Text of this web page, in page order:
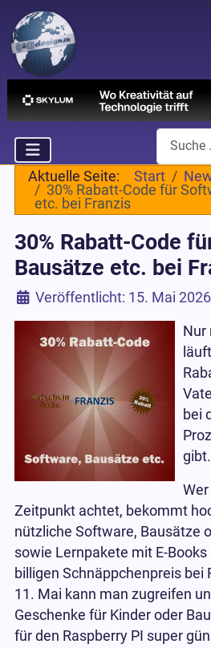
Suchen
Aktuelle Seite: Start
30% Rabatt-Code für
etc. bei Franzis
30% Rabatt-Code
Bausätze etc. bei
Details
Veröffentlicht: 15. Mai 2026
Nur
bei
gibt.
Zeitpunkt achtet, bekommt
nützliche Software, Bausätze
sowie Lernpakete mit E-
billigen Schnäppchenpreis bei
11. Mai kann man zugreifen
Geschenke für Kinder oder
für den Raspberry PI super